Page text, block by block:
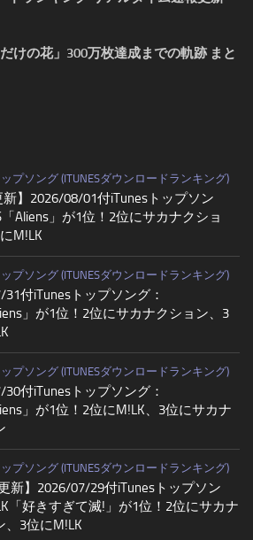
けの花」300万枚達成までの軌跡 まと
ップソング (ITUNESダウンロードランキング)
新】2026/08/01付iTunesトップソン
「Aliens」が1位！2位にサカナクショ
M!LK
ップソング (ITUNESダウンロードランキング)
31付iTunesトップソング：
」が1位！2位にサカナクション、3
ップソング (ITUNESダウンロードランキング)
30付iTunesトップソング：
」が1位！2位にM!LK、3位にサカナ
ップソング (ITUNESダウンロードランキング)
更新】2026/07/29付iTunesトップソン
「好きすぎて滅!」が1位！2位にサカナ
、3位にM!LK